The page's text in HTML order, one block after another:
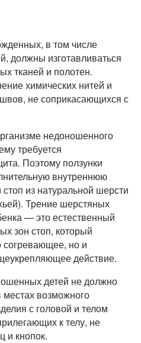
в том числе
должны изготавливаться
тканей и полотен.
химических нитей и
не соприкасающихся с
недоношенного
требуется
Поэтому ползунки
внутреннюю
стоп из натуральной шерсти
Трение шерстяных
— это естественный
зон стоп, который
согревающее, но и
действие.
детей не должно
возможного
с головой и телом
к телу, не
и кнопок.